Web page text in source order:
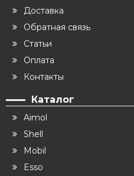
Доставка
Обратная связь
Статьи
Оплата
Контакты
Каталог
Aimol
Shell
Mobil
Esso